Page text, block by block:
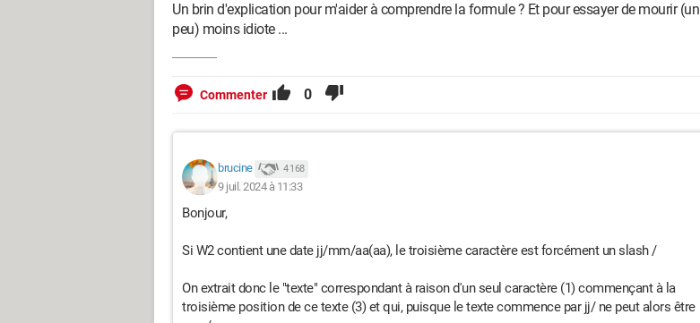
Un brin d'explication pour m'aider à comprendre la formule ? Et pour essayer de mourir (un
peu) moins idiote ...
Commenter 0
brucine 4 168
9 juil. 2024 à 11:33
Bonjour,
Si W2 contient une date jj/mm/aa(aa), le troisième caractère est forcément un slash /
On extrait donc le "texte" correspondant à raison d'un seul caractère (1) commençant à la
troisième position de ce texte (3) et qui, puisque le texte commence par jj/ ne peut alors être